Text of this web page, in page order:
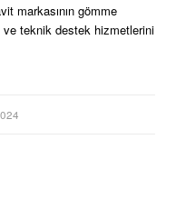
markasının gömme
ve teknik destek hizmetlerini